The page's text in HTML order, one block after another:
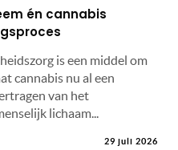
én cannabis
is een middel om
cannabis nu al een
van het
lichaam...
29 juli 2026